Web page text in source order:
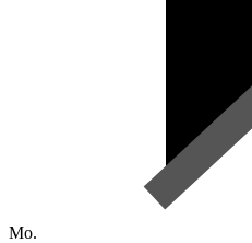
Mo.